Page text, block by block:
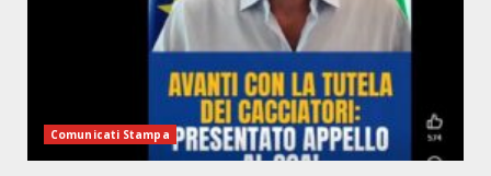
Comunicati Stampa